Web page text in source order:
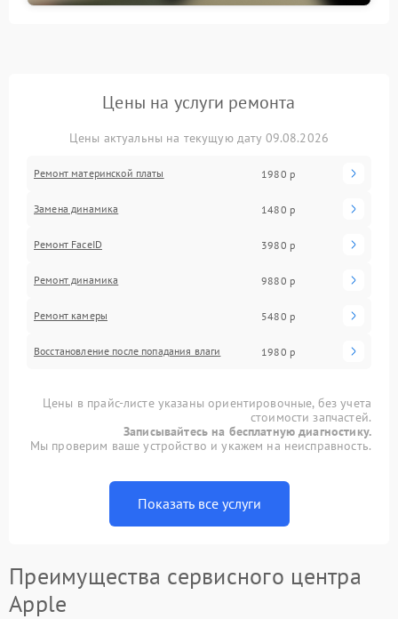
Цены на услуги ремонта
Цены актуальны на текущую дату 09.08.2026
Ремонт материнской платы 1980 р
Замена динамика 1480 р
Ремонт FaceID 3980 р
Ремонт динамика 9880 р
Ремонт камеры 5480 р
Восстановление после попадания влаги 1980 р
Цены в прайс-листе указаны ориентировочные, без учета
стоимости запчастей.
Записывайтесь на бесплатную диагностику.
Мы проверим ваше устройство и укажем на неисправность.
Показать все услуги
Преимущества сервисного центра
Apple